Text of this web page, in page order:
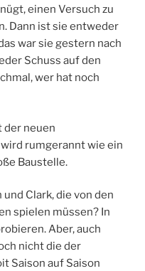
einen Versuch zu
Dann ist sie entweder
war sie gestern nach
Schuss auf den
wer hat noch
der neuen
rumgerannt wie ein
Baustelle.
Clark, die von den
spielen müssen? In
Aber, auch
nicht die der
Saison auf Saison